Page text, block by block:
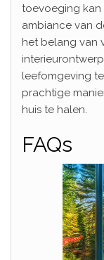
toevoeging
ambiance van
het belang van
leefomgeving
prachtige
huis te halen.
FAQs